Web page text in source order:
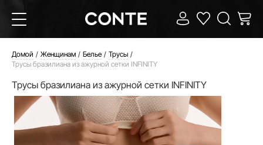
Домой Женщинам Белье
Трусы
Трусы бразилиана из ажурной сетки INFINITY
Трусы бразилиана из ажурной сетки INFINITY